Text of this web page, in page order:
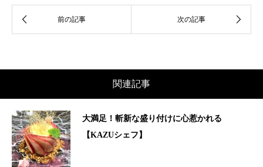
関連記事
大満足！斬新な盛り付けに心惹かれる
【KAZUシェフ】